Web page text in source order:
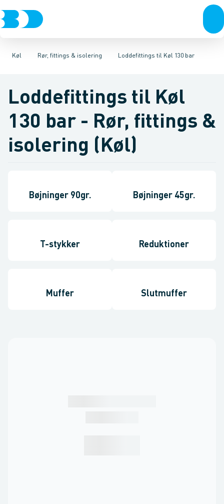
Køl
VVS El-teknikKloak VandforsyningKlimaKølIndustriVærktøj
Rør, fittings & isolering
KompressorerKondenseringsaggregaterFordampere
Loddefittings til Køl 130 bar
Kølekobberrør, fittings & tilbehørCOOL-FIT 2.0 0°C til +60°C
Loddefittings til Køl
130 bar - Rør, fittings &
isolering (Køl)
Bøjninger 90gr. Bøjninger 45gr.
T-stykker Reduktioner
Muffer Slutmuffer